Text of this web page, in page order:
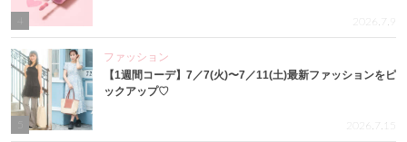
2026.7.9
ファッション
【1週間コーデ】7／7(火)〜7／11(土)最新ファッションをピ
ックアップ♡
2026.7.15